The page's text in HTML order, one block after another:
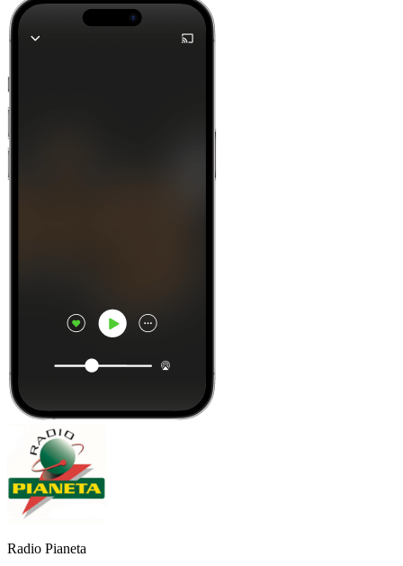
Radio Pianeta